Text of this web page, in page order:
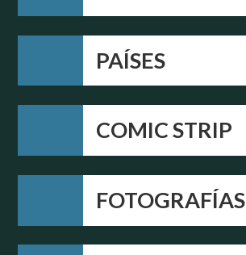
PAÍSES
COMIC STRIP
FOTOGRAFÍAS